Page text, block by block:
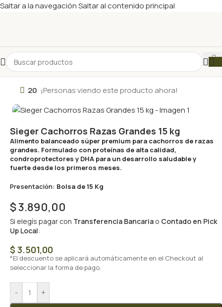
Saltar a la navegaciónSaltar al contenido principal
20 ¡Personas viendo este producto ahora!
Sieger Cachorros Razas Grandes 15 kg
Alimento balanceado súper premium para cachorros de razas
grandes. Formulado con proteínas de alta calidad,
condroprotectores y DHA para un desarrollo saludable y
fuerte desde los primeros meses.
Presentación: Bolsa de 15 Kg
$3.890,00
Si elegís pagar con Transferencia Bancaria o Contado en Pick
Up Local:
$ 3.501,00
*El descuento se aplicará automáticamente en el Checkout al
seleccionar la forma de pago.
- +